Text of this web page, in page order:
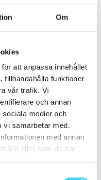
Om
att anpassa innehållet
tillhandahålla funktioner
vår trafik. Vi
och annan
sociala medier och
vi samarbetar med.
med annan
eller som de har